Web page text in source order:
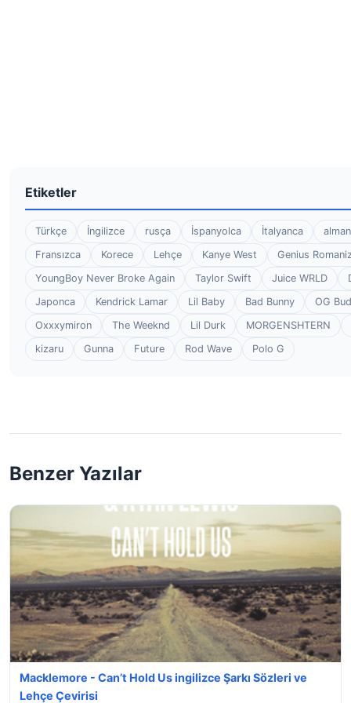
Etiketler
Türkçe İngilizce rusça İspanyolca İtalyanca
Fransızca
Korece Lehçe Kanye West
Genius
YoungBoy Never Broke Again
Taylor Swift Juice WRLD
Japonca
Kendrick Lamar Lil Baby Bad Bunny
OG
Oxxxymiron
The Weeknd Lil Durk
MORGENSHTERN
kizaru
Gunna Future Rod Wave Polo G
Benzer Yazılar
Macklemore - Can’t Hold Us ingilizce Şarkı Sözleri ve
Lehçe Çevirisi